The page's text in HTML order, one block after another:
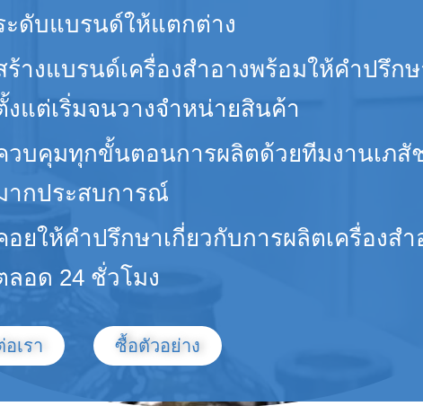
ะดับแบรนด์ให้แตกต่าง
ร้างแบรนด์เครื่องสำอางพร้อมให้คำปรึก
งแต่เริ่มจนวางจำหน่ายสินค้า
วบคุมทุกขั้นตอนการผลิตด้วยทีมงานเภสั
ากประสบการณ์
อยให้คำปรึกษาเกี่ยวกับการผลิตเครื่องสำ
ลอด 24 ชั่วโมง
เรา ซื้อตัวอย่าง